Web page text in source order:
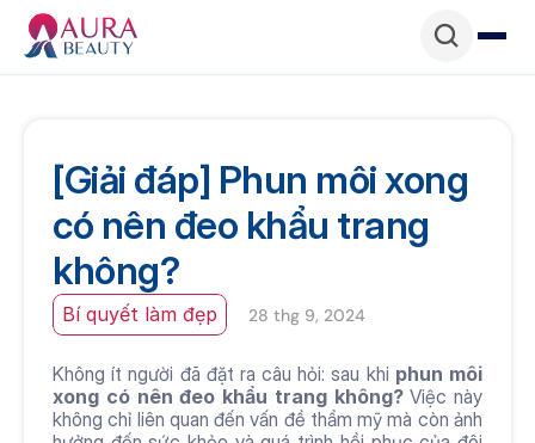
[Giải đáp] Phun môi xong
có nên đeo khẩu trang
không?
Bí quyết làm đẹp 28 thg 9, 2024
Không ít người đã đặt ra câu hỏi: sau khi phun môi
xong có nên đeo khẩu trang không? Việc này
không chỉ liên quan đến vấn đề thẩm mỹ mà còn ảnh